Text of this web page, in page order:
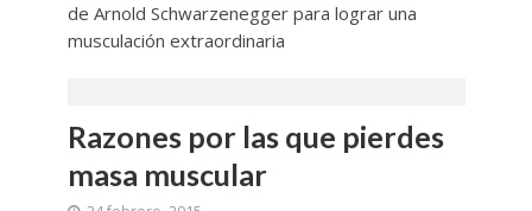
de Arnold Schwarzenegger para lograr una
musculación extraordinaria
Razones por las que pierdes
masa muscular